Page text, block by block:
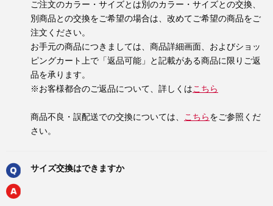
ご注文のカラー・サイズとは別のカラー・サイズとの交換、
別商品との交換をご希望の場合は、改めてご希望の商品をご
注文ください。
お手元の商品につきましては、商品詳細画面、およびショッ
ピングカート上で「返品可能」と記載がある商品に限りご返
品を承ります。
※お客様都合のご返品について、詳しくはこちら
商品不良・誤配送での交換については、 こちら をご参照くだ
さい。
サイズ交換はできますか